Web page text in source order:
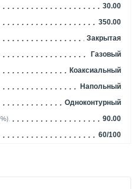
30.00
350.00
Закрытая
Газовый
Коаксиальный
Напольный
Одноконтурный
90.00
60/100